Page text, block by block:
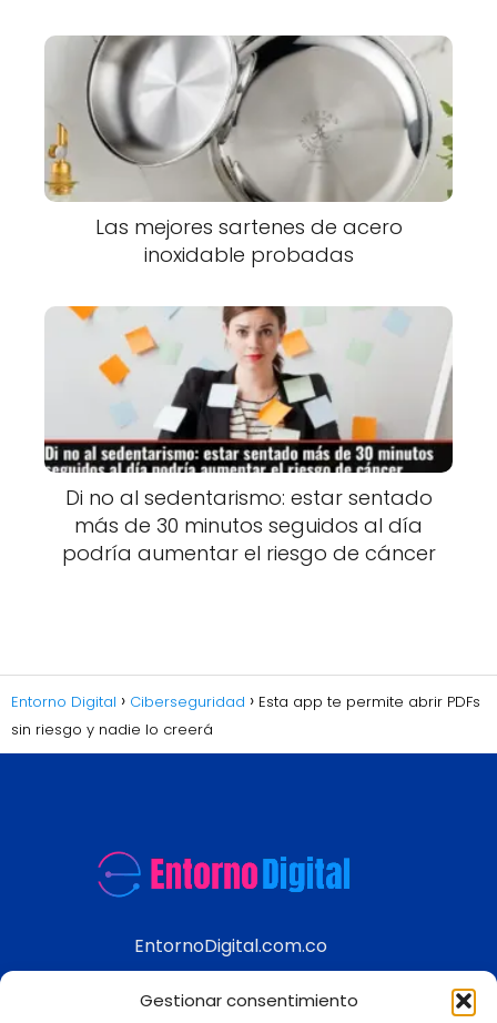
Gestionar consentimiento
Las mejores sartenes de acero
inoxidable probadas
Di no al sedentarismo: estar sentado
más de 30 minutos seguidos al día
podría aumentar el riesgo de cáncer
Entorno Digital Ciberseguridad
Esta app te permite abrir PDFs
sin riesgo y nadie lo creerá
EntornoDigital.com.co
modernos